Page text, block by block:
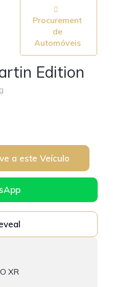
Procurement
de
Automóveis
Edition
a este Veículo
*** - reveal
XR